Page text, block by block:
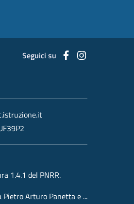
Seguici su Facebook
1.4.1 del PNRR.
Arturo Panetta e ...